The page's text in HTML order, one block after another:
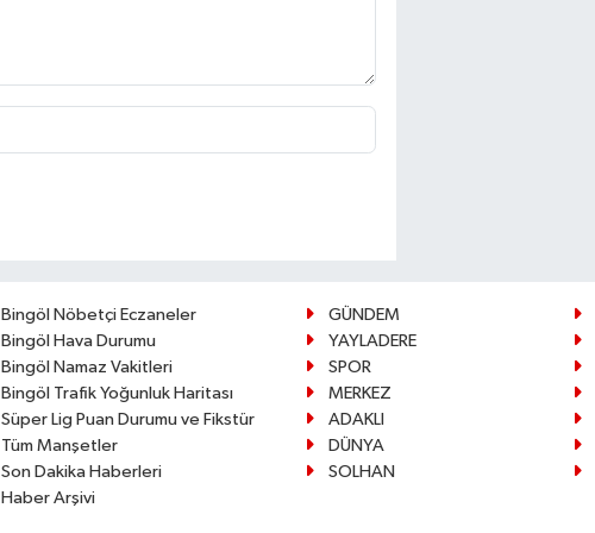
Bingöl Nöbetçi Eczaneler
Bingöl Hava Durumu
Bingöl Namaz Vakitleri
Bingöl Trafik Yoğunluk Haritası
Süper Lig Puan Durumu ve Fikstür
Tüm Manşetler
Son Dakika Haberleri
Haber Arşivi
GÜNDEM
YAYLADERE
SPOR
MERKEZ
ADAKLI
DÜNYA
SOLHAN